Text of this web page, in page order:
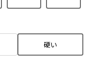
硬い